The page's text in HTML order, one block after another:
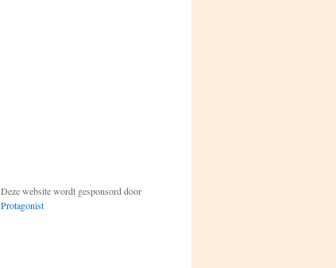
Deze website wordt gesponsord door
Protagonist